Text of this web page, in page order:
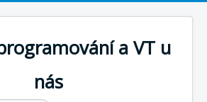
a VT u
nás